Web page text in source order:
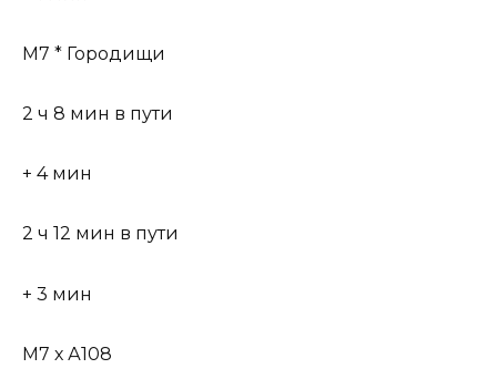
М7 * Городищи
2 ч 8 мин в пути
+ 4 мин
2 ч 12 мин в пути
+ 3 мин
М7 х А108